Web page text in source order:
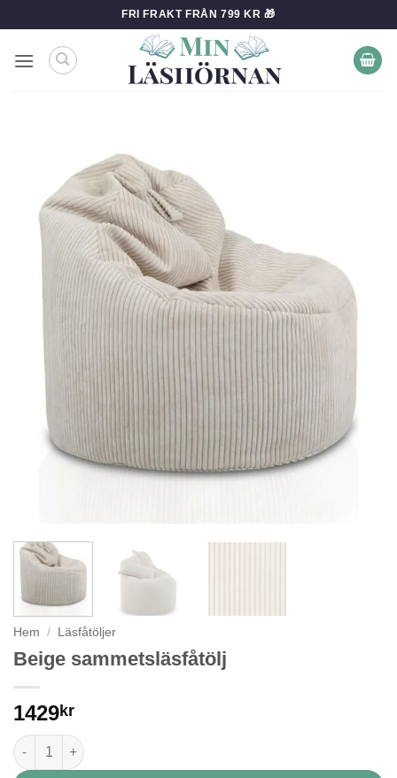
to
content
FRI FRAKT FRÅN 799 KR 🎁
Hem / Läsfåtöljer
Beige sammetsläsfåtölj
1429kr
Beige sammetsläsfåtölj mängd